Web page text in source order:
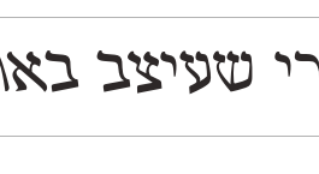
והשפה העברית